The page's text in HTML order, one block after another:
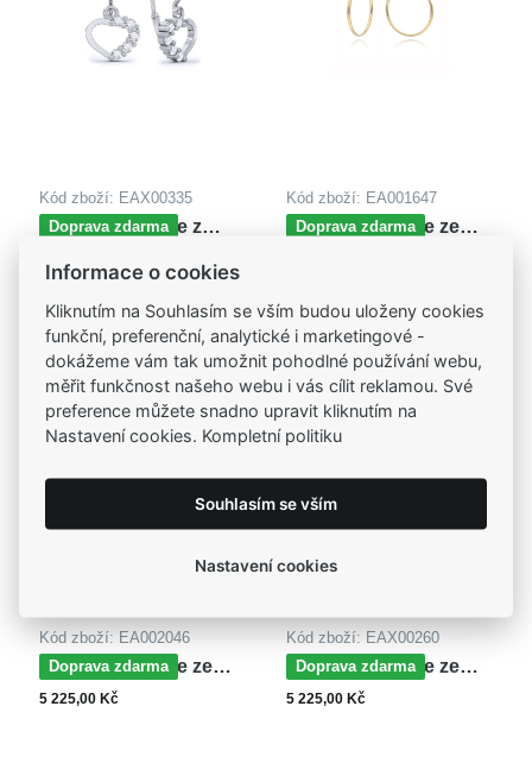
Kód zboží: EAX00335
Doprava zdarma
MOISS náušnice z
Kód zboží: EA001647
Doprava zdarma
MOISS náušnice ze
Kód zboží: EA002046
Doprava zdarma
MOISS náušnice ze
žlutého zlata
5 225,00 Kč
Kód zboží: EAX00260
Doprava zdarma
MOISS náušnice ze
žlutého zlata
5 225,00 Kč
Informace o cookies
Kliknutím na Souhlasím se vším budou uloženy cookies
funkční, preferenční, analytické i marketingové -
dokážeme vám tak umožnit pohodlné používání webu,
měřit funkčnost našeho webu i vás cílit reklamou. Své
preference můžete snadno upravit kliknutím na
Nastavení cookies. Kompletní politiku
Souhlasím se vším
Nastavení cookies